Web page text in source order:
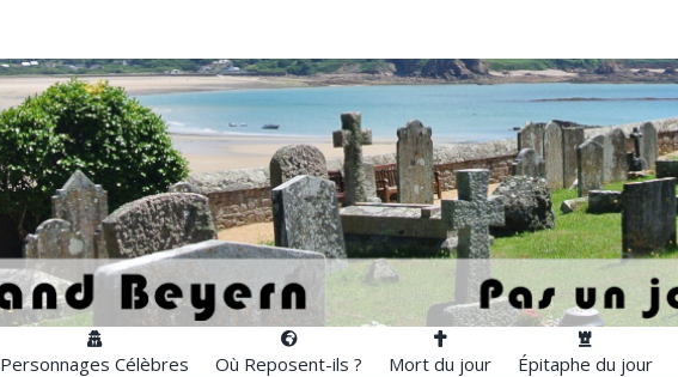
Personnages Célèbres Où Reposent-ils ? Mort du jour Épitaphe du jour